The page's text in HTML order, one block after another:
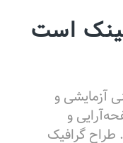
است
آزمایشی و
و
گرافیک